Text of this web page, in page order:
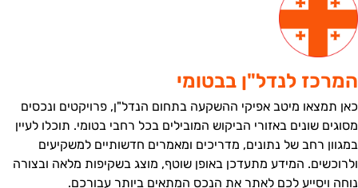
לנדל"ן בבטומי
תמצאו מיטב אפיקי ההשקעה בתחום הנדל"ן, פרויקטים ונכסים
שונים באזורי הביקוש המובילים בכל רחבי בטומי. תוכלו לעיין
רחב של נתונים, מדריכים ומאמרים חדשותיים למשקיעים
המידע מתעדכן באופן שוטף, מוצג בשקיפות מלאה ובצורה
ויסייע לכם לאתר את הנכס המתאים ביותר עבורכם.